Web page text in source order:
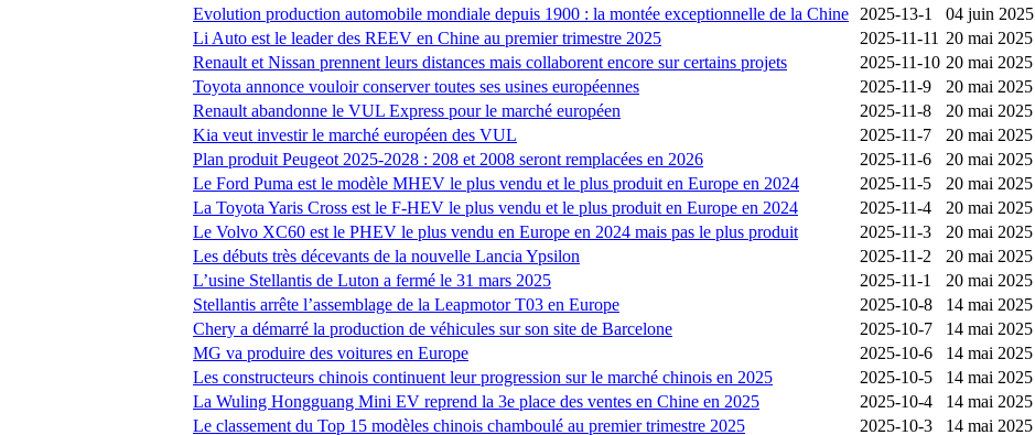
Evolution production automobile mondiale depuis 1900 : la montée exceptionnelle de la Chine
2025-13-1
04 juin 2025
Li Auto est le leader des REEV en Chine au premier trimestre 2025
2025-11-11 20 mai 2025
Renault et Nissan prennent leurs distances mais collaborent encore sur certains projets
2025-11-10 20 mai 2025
Toyota annonce vouloir conserver toutes ses usines européennes
2025-11-9
20 mai 2025
Renault abandonne le VUL Express pour le marché européen
2025-11-8
20 mai 2025
Kia veut investir le marché européen des VUL
2025-11-7
20 mai 2025
Plan produit Peugeot 2025-2028 : 208 et 2008 seront remplacées en 2026
2025-11-6
20 mai 2025
Le Ford Puma est le modèle MHEV le plus vendu et le plus produit en Europe en 2024
2025-11-5
20 mai 2025
La Toyota Yaris Cross est le F-HEV le plus vendu et le plus produit en Europe en 2024
2025-11-4
20 mai 2025
Le Volvo XC60 est le PHEV le plus vendu en Europe en 2024 mais pas le plus produit
2025-11-3
20 mai 2025
Les débuts très décevants de la nouvelle Lancia Ypsilon
2025-11-2
20 mai 2025
L’usine Stellantis de Luton a fermé le 31 mars 2025
2025-11-1
20 mai 2025
Stellantis arrête l’assemblage de la Leapmotor T03 en Europe
2025-10-8
14 mai 2025
Chery a démarré la production de véhicules sur son site de Barcelone
2025-10-7
14 mai 2025
MG va produire des voitures en Europe
2025-10-6
14 mai 2025
Les constructeurs chinois continuent leur progression sur le marché chinois en 2025
2025-10-5
14 mai 2025
La Wuling Hongguang Mini EV reprend la 3e place des ventes en Chine en 2025
2025-10-4
14 mai 2025
Le classement du Top 15 modèles chinois chamboulé au premier trimestre 2025
2025-10-3 14 mai 2025